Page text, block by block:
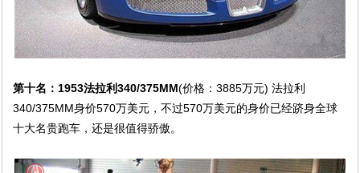
第十名：1953法拉利340/375MM(价格：3885万元) 法拉利
340/375MM身价570万美元，不过570万美元的身价已经跻身全球
十大名贵跑车，还是很值得骄傲。